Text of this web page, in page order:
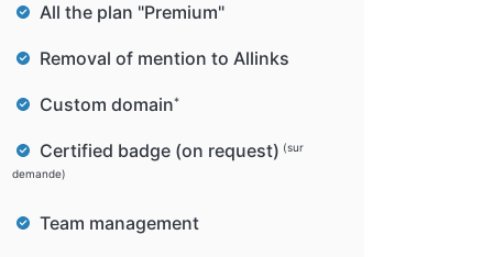
All the plan "Premium"
Removal of mention to Allinks
Custom domain*
Certified badge (on request) (sur
demande)
Team management